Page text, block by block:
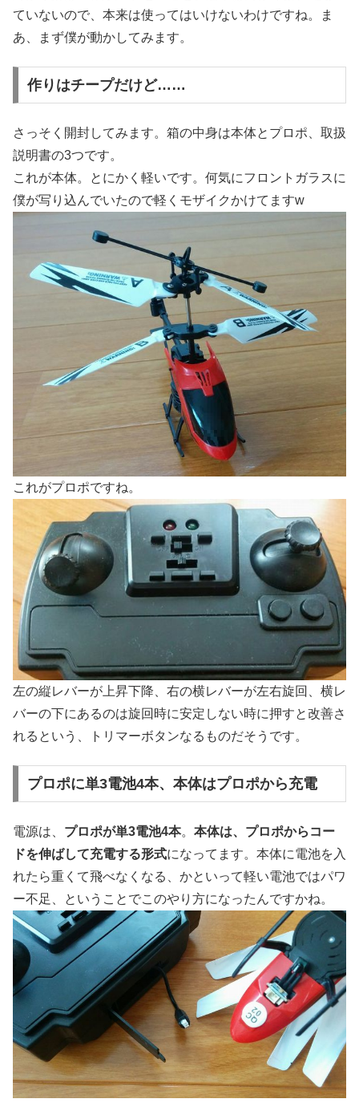
ていないので、本来は使ってはいけないわけですね。ま
あ、まず僕が動かしてみます。
作りはチープだけど……
さっそく開封してみます。箱の中身は本体とプロポ、取扱
説明書の3つです。
これが本体。とにかく軽いです。何気にフロントガラスに
僕が写り込んでいたので軽くモザイクかけてますw
これがプロポですね。
左の縦レバーが上昇下降、右の横レバーが左右旋回、横レ
バーの下にあるのは旋回時に安定しない時に押すと改善さ
れるという、トリマーボタンなるものだそうです。
プロポに単3電池4本、本体はプロポから充電
電源は、 プロポが単3電池4本。 本体は、プロポからコー
ドを伸ばして充電する形式になってます。本体に電池を入
れたら重くて飛べなくなる、かといって軽い電池ではパワ
ー不足、ということでこのやり方になったんですかね。